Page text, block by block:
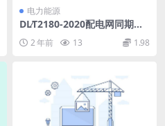
电力能源
DL∕T2180-2020配电网同期线
损测量装置通用技术条件(10.7
3MB)pdf
2 年前 13 1.98